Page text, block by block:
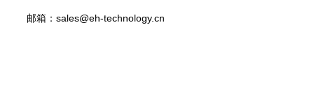
邮箱：sales@eh-technology.cn